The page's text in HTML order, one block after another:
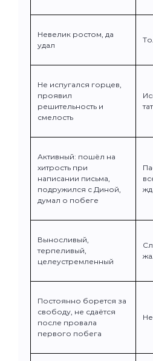
Невелик ростом, да
удал
Не испугался горцев,
проявил
решительность и
смелость
Активный: пошёл на
хитрость при
написании письма,
подружился с Диной,
думал о побеге
Выносливый,
терпеливый,
целеустремленный
Постоянно борется за
свободу, не сдаётся
после провала
первого побега